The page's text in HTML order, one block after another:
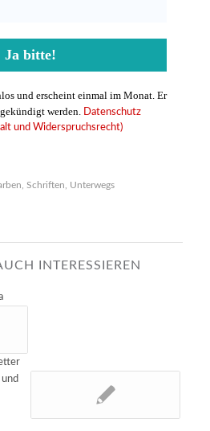
und erscheint einmal im Monat. Er
werden. Datenschutz
und Widerspruchsrecht)
Schriften Unterwegs
INTERESSIEREN